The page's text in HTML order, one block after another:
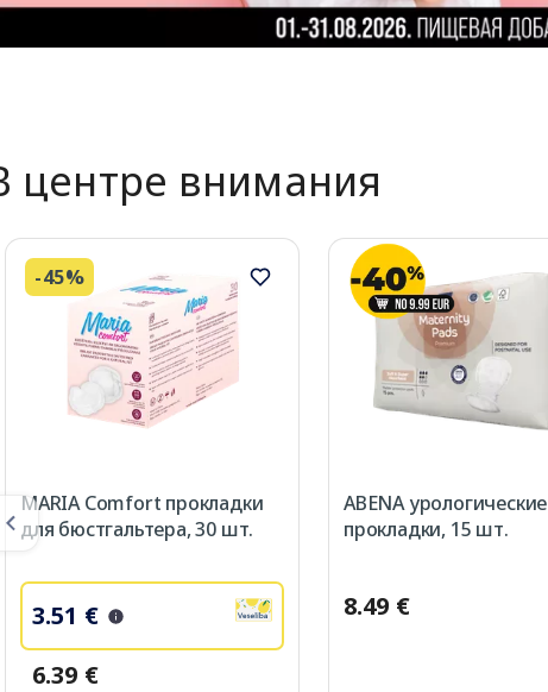
центре внимания
-45%
MARIA Comfort прокладки
для бюстгальтера, 30 шт.
3.51 €
6.39 €
ABENA урологические
прокладки, 15 шт.
8.49 €